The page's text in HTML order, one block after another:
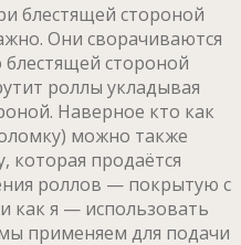
блестящей стороной
Они сворачиваются
стороной
роллы укладывая
Наверное кто как
можно также
которая продаётся
роллов — покрытую с
как я — использовать
применяем для подачи